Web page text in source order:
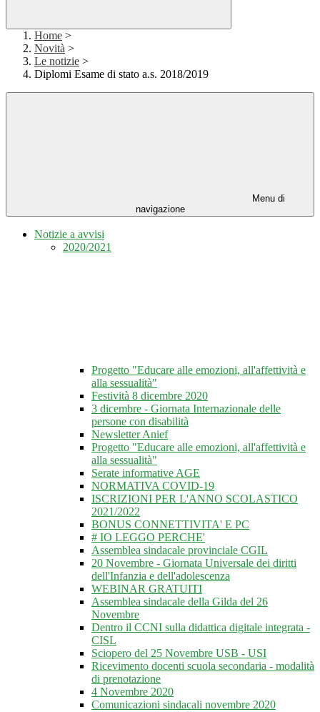
Home >
Novità >
Le notizie >
Diplomi Esame di stato a.s. 2018/2019
Menu di
navigazione
Notizie a avvisi
2020/2021
Progetto "Educare alle emozioni, all'affettività e
alla sessualità"
Festività 8 dicembre 2020
3 dicembre - Giornata Internazionale delle
persone con disabilità
Newsletter Anief
Progetto "Educare alle emozioni, all'affettività e
alla sessualità"
Serate informative AGE
NORMATIVA COVID-19
ISCRIZIONI PER L'ANNO SCOLASTICO
2021/2022
BONUS CONNETTIVITA' E PC
# IO LEGGO PERCHE'
Assemblea sindacale provinciale CGIL
20 Novembre - Giornata Universale dei diritti
dell'Infanzia e dell'adolescenza
WEBINAR GRATUITI
Assemblea sindacale della Gilda del 26
Novembre
Dentro il CCNI sulla didattica digitale integrata -
CISL
Sciopero del 25 Novembre USB - USI
Ricevimento docenti scuola secondaria - modalità
di prenotazione
4 Novembre 2020
Comunicazioni sindacali novembre 2020